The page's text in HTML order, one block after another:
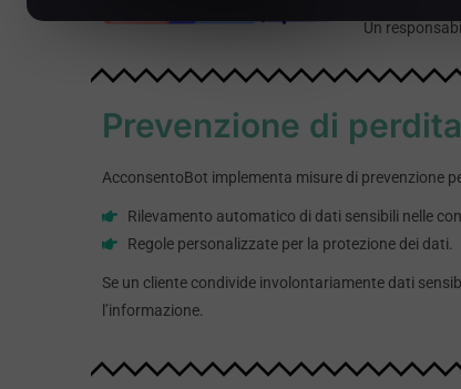
Un
Prevenzione di
AcconsentoBot implementa misure di prevenzione
Rilevamento automatico di dati sensibili nelle
Regole personalizzate per la protezione dei dati.
Se un cliente condivide involontariamente dati
l’informazione.